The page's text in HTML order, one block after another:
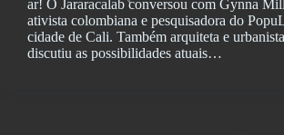
ar! O Jararacalab conversou com Gynna
ativista colombiana e pesquisadora do
cidade de Cali. Também arquiteta e
discutiu as possibilidades atuais…